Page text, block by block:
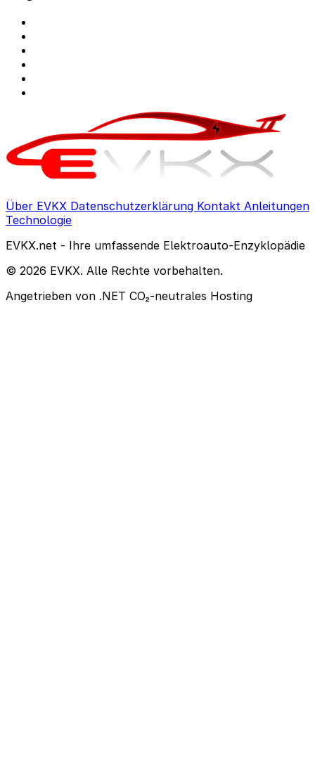
Über EVKX Datenschutzerklärung Kontakt Anleitungen
Technologie
EVKX.net - Ihre umfassende Elektroauto-Enzyklopädie
© 2026 EVKX. Alle Rechte vorbehalten.
Angetrieben von .NET CO₂-neutrales Hosting